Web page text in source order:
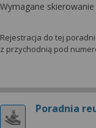
Wymagane skierowanie
Rejestracja do tej
z przychodnią pod
Poradnia